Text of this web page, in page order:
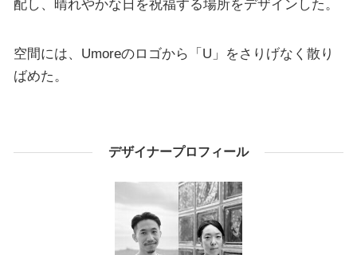
配し、晴れやかな日を祝福する場所をデザインした。
空間には、Umoreのロゴから「U」をさりげなく散り
ばめた。
デザイナープロフィール